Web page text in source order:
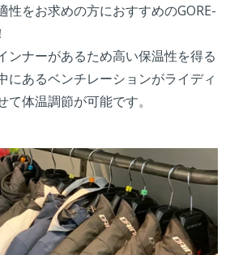
性をお求めの方におすすめのGORE-
ンナーがあるため高い保温性を得る
にあるベンチレーションがライディ
体温調節が可能です。